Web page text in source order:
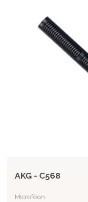
AKG - C568
Microfoon